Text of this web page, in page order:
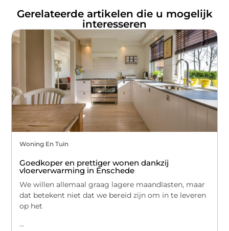
Gerelateerde artikelen die u mogelijk
interesseren
Woning En Tuin
Goedkoper en prettiger wonen dankzij
vloerverwarming in Enschede
We willen allemaal graag lagere maandlasten, maar
dat betekent niet dat we bereid zijn om in te leveren
op het
...